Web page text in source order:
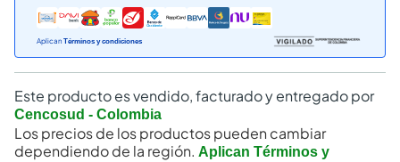
Aplican Términos y condiciones
Este producto es vendido, facturado y entregado por
Cencosud - Colombia
Los precios de los productos pueden cambiar
dependiendo de la región. Aplican Términos y